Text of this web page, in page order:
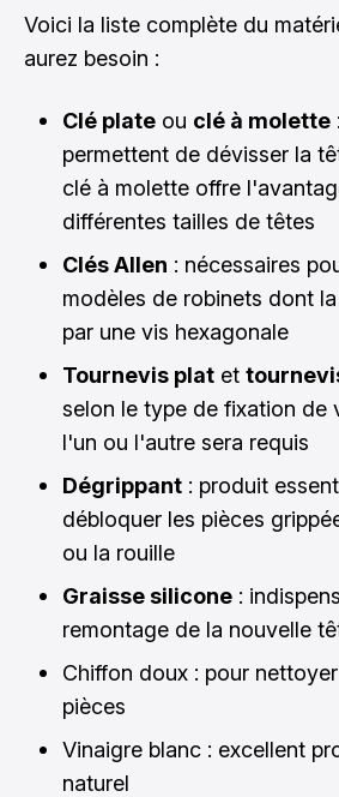
Voici la liste complète du
aurez besoin :
Clé plate ou clé à molette
permettent de dévisser la
clé à molette offre
différentes tailles de têtes
Clés Allen : nécessaires
modèles de robinets dont
par une vis hexagonale
Tournevis plat et
selon le type de fixation de
l'un ou l'autre sera requis
Dégrippant : produit
débloquer les pièces
ou la rouille
Graisse silicone :
remontage de la nouvelle
Chiffon doux : pour
pièces
Vinaigre blanc : excellent
naturel